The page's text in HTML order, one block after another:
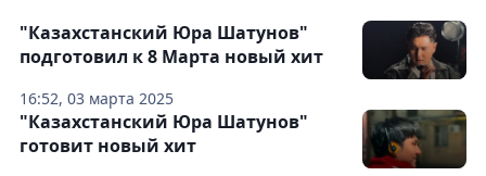
16:52, 03 марта 2025
"Казахстанский Юра Шатунов"
подготовил к 8 Марта новый хит
"Казахстанский Юра Шатунов"
готовит новый хит